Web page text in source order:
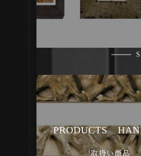
PRODUCTS
取扱い商品